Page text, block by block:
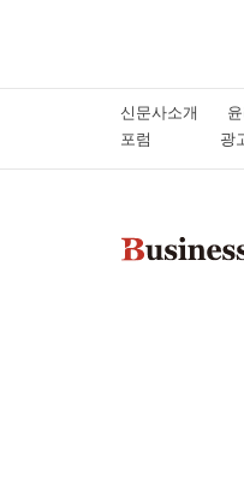
신문사소개
포럼
광